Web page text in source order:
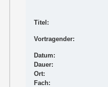
Titel:
Vortragender:
Datum:
Dauer:
Ort:
Fach: